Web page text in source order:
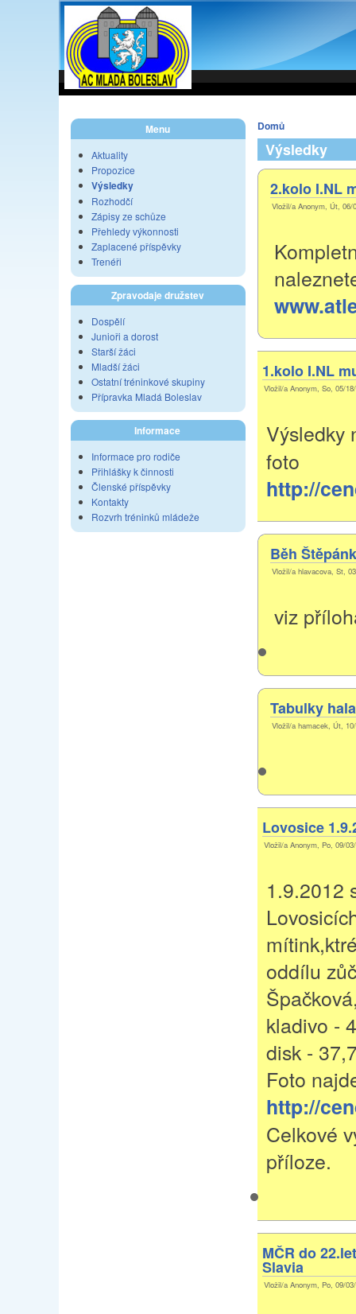
Menu
Aktuality
Propozice
Výsledky
Rozhodčí
Zápisy ze schůze
Přehledy výkonnosti
Zaplacené příspěvky
Trenéři
Zpravodaje družstev
Dospělí
Junioři a dorost
Starší žáci
Mladší žáci
Ostatní tréninkové skupiny
Přípravka Mladá Boleslav
Informace
Informace pro rodiče
Přihlášky k činnosti
Členské příspěvky
Kontakty
Rozvrh tréninků mládeže
Domů
Výsledky
2.kolo I.NL
Vložil/a Anonym, Út, 06/
1.kolo I.NL
Vložil/a Anonym, So, 05/
Výsledky
foto
http://
Běh
Vložil/a hlavacova, St,
viz
Tabulky
Vložil/a hamacek, Út,
Lovosice
Vložil/a Anonym, Po, 09/
1.9.2012
oddílu
kladivo -
disk -
Foto
http://
Celkové
příloze.
MČR do
Slavia
Vložil/a Anonym, Po, 09/